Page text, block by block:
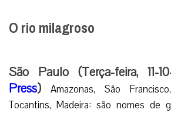
O rio milagroso
São Paulo (Terça-feira, 11-
Press) Amazonas, São
Tocantins, Madeira: são nomes de